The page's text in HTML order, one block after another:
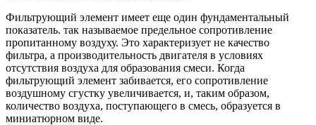
Фильтрующий элемент имеет еще один фундаментальный
показатель. так называемое предельное сопротивление
пропитанному воздуху. Это характеризует не качество
фильтра, а производительность двигателя в условиях
отсутствия воздуха для образования смеси. Когда
фильтрующий элемент забивается, его сопротивление
воздушному сгустку увеличивается, и, таким образом,
количество воздуха, поступающего в смесь, образуется в
миниатюрном виде.